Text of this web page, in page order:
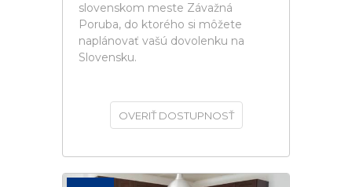
slovenskom meste Závažná
Poruba, do ktorého si môžete
naplánovať vašú dovolenku na
Slovensku.
OVERIŤ DOSTUPNOSŤ